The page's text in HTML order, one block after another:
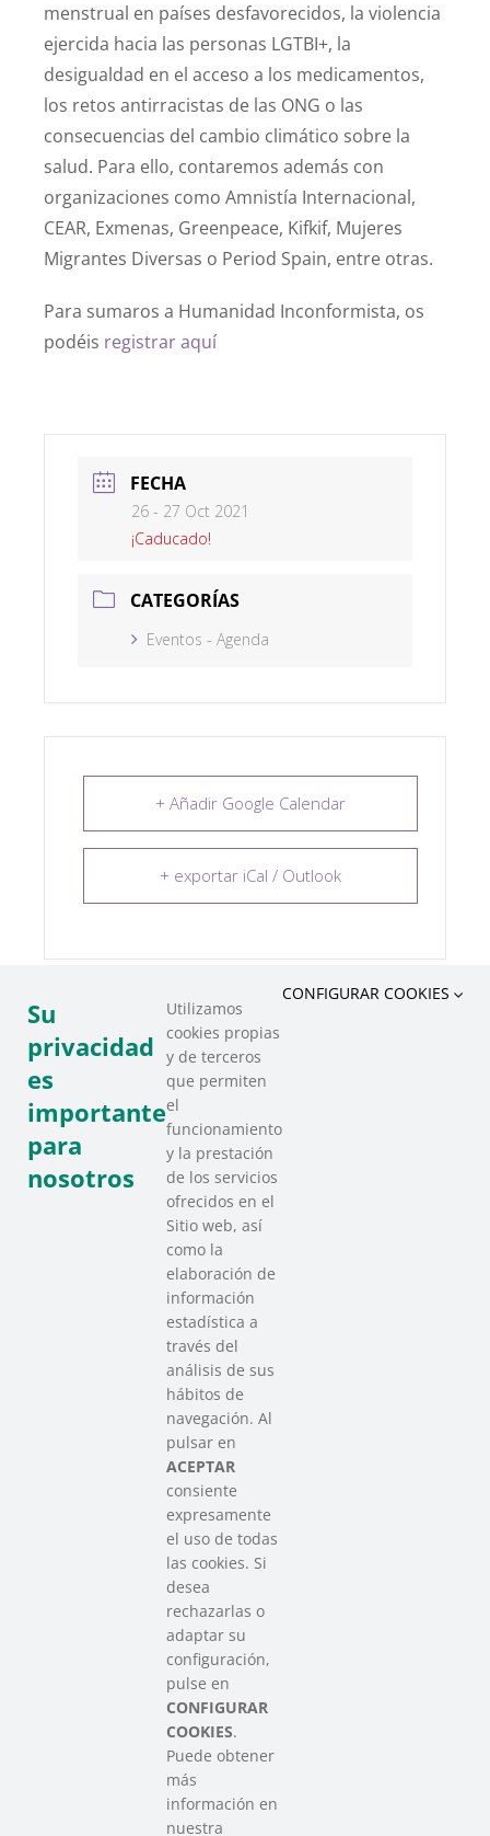
menstrual en países desfavorecidos, la violencia
ejercida hacia las personas LGTBI+, la
desigualdad en el acceso a los medicamentos,
los retos antirracistas de las ONG o las
consecuencias del cambio climático sobre la
salud. Para ello, contaremos además con
organizaciones como Amnistía Internacional,
CEAR, Exmenas, Greenpeace, Kifkif, Mujeres
Migrantes Diversas o Period Spain, entre otras.
Para sumaros a Humanidad Inconformista, os
podéis registrar aquí
FECHA
26 - 27 Oct 2021
¡Caducado!
CATEGORÍAS
Eventos - Agenda
+ Añadir Google Calendar
+ exportar iCal / Outlook
COMPARTIR ESTE EVENTO
SAREEN SAREA
Asociación que agrupa a las redes
del Tercer Sector Social en Euskadi
Contacto
info@sareensarea.eu
Iparraguirre, 9 lonja – 48009 Bilbao
946 569 230
Colabora
Su
privacidad
es
importante
para
nosotros
Utilizamos
cookies propias
y de terceros
que permiten
el
funcionamiento
y la prestación
de los servicios
ofrecidos en el
Sitio web, así
como la
elaboración de
información
estadística a
través del
análisis de sus
hábitos de
navegación. Al
pulsar en
ACEPTAR
consiente
expresamente
el uso de todas
las cookies. Si
desea
rechazarlas o
adaptar su
configuración,
pulse en
CONFIGURAR
COOKIES.
Puede obtener
más
información en
nuestra
CONFIGURAR COOKIES